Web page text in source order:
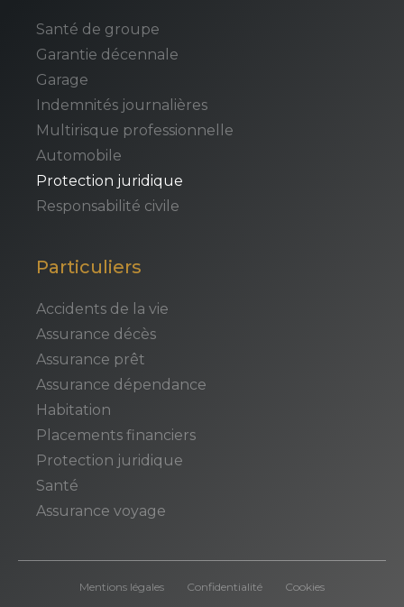
Santé de groupe
Garantie décennale
Garage
Indemnités journalières
Multirisque professionnelle
Automobile
Protection juridique
Responsabilité civile
Particuliers
Accidents de la vie
Assurance décès
Assurance prêt
Assurance dépendance
Habitation
Placements financiers
Protection juridique
Santé
Assurance voyage
Mentions légales Confidentialité Cookies